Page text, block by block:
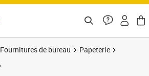
Fournitures de bureau
Papeterie